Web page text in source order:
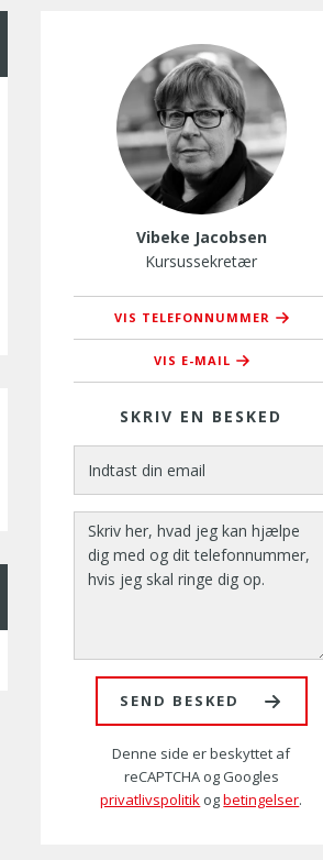
Vibeke Jacobsen
Kursussekretær
VIS TELEFONNUMMER
76 37 37 43
VIS E-MAIL
vip@amusyd.dk
SKRIV EN BESKED
SEND BESKED
Denne side er beskyttet af
reCAPTCHA og Googles
privatlivspolitik ogbetingelser.